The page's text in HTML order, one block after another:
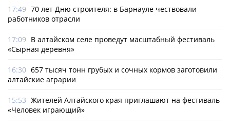
17:49 70 лет Дню строителя: в Барнауле чествовали
работников отрасли
17:09 В алтайском селе проведут масштабный фестиваль
«Сырная деревня»
16:30 657 тысяч тонн грубых и сочных кормов заготовили
алтайские аграрии
15:53 Жителей Алтайского края приглашают на фестиваль
«Человек играющий»